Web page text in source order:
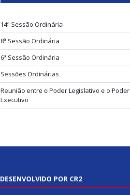
14ª Sessão Ordinária
8ª Sessão Ordinária
6ª Sessão Ordinária
Sessões Ordinárias
Reunião entre o Poder Legislativo e o Poder
Executivo
DESENVOLVIDO POR CR2